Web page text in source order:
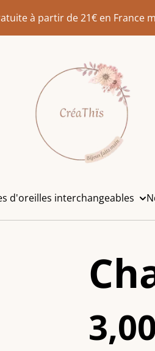
à partir de 21€ en France
d'oreilles interchangeables